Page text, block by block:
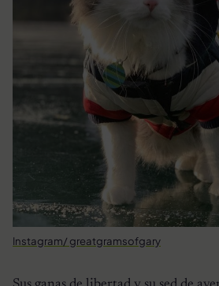
Instagram/ greatgramsofgary